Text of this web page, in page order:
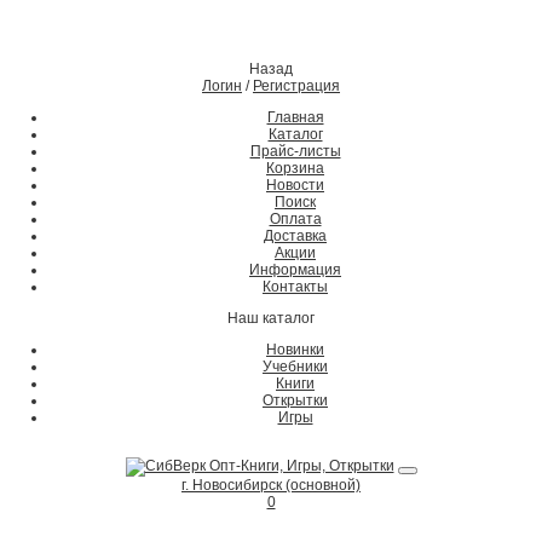
Назад
Логин / Регистрация
Главная
Каталог
Прайс-листы
Корзина
Новости
Поиск
Оплата
Доставка
Акции
Информация
Контакты
Наш каталог
Новинки
Учебники
Книги
Открытки
Игры
г. Новосибирск (основной)
0